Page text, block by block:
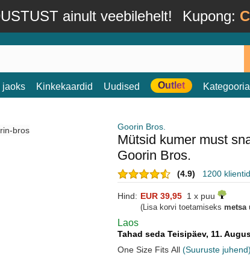
ainult veebilehelt! Kupong:
jaoks Kinkekaardid Uudised Outlet
Goorin Bros.
Mütsid kumer must
Goorin Bros.
(4.9) 1200
Hind: EUR 39,95 1 x puu
(Lisa korvi toetamiseks metsa
Laos
Tahad seda Teisipäev, 11.
One Size Fits All (Suuruste juhend)